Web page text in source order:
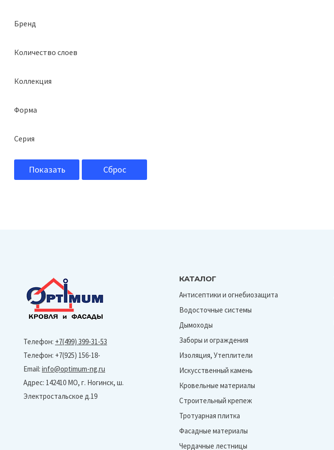
Бренд
Количество слоев
Коллекция
Форма
Серия
Показать Сброс
Телефон: +7(499) 399-31-53
Телефон: +7(925) 156-18-
Email: info@optimum-ng.ru
Адрес: 142410 МО, г. Ногинск, ш.
Электростальское д.19
КАТАЛОГ
Антисептики и огнебиозащита
Водосточные системы
Дымоходы
Заборы и ограждения
Изоляция, Утеплители
Искусственный камень
Кровельные материалы
Строительный крепеж
Тротуарная плитка
Фасадные материалы
Чердачные лестницы